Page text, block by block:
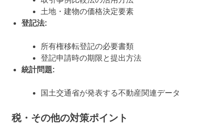
土地・建物の価格決定要素
登記法:
所有権移転登記の必要書類
登記申請時の期限と提出方法
統計問題:
国土交通省が発表する不動産関連データ
税・その他の対策ポイント